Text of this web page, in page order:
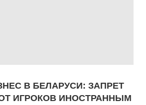
В БЕЛАРУСИ: ЗАПРЕТ
ИГРОКОВ ИНОСТРАННЫМ